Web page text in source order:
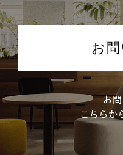
お
お
こちらか